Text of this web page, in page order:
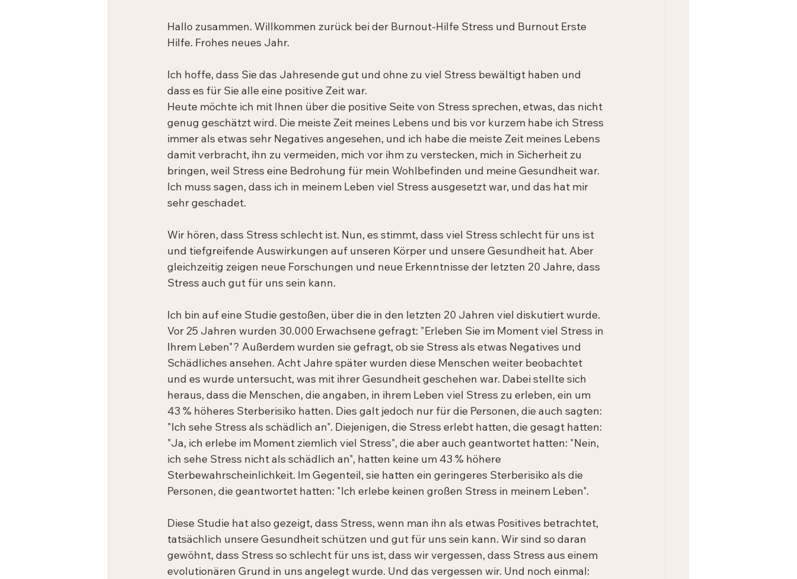
Hallo zusammen. Willkommen zurück bei der Burnout-Hilfe Stress und Burnout Erste
Hilfe. Frohes neues Jahr.
Ich hoffe, dass Sie das Jahresende gut und ohne zu viel Stress bewältigt haben und
dass es für Sie alle eine positive Zeit war.
Heute möchte ich mit Ihnen über die positive Seite von Stress sprechen, etwas, das nicht
genug geschätzt wird. Die meiste Zeit meines Lebens und bis vor kurzem habe ich Stress
immer als etwas sehr Negatives angesehen, und ich habe die meiste Zeit meines Lebens
damit verbracht, ihn zu vermeiden, mich vor ihm zu verstecken, mich in Sicherheit zu
bringen, weil Stress eine Bedrohung für mein Wohlbefinden und meine Gesundheit war.
Ich muss sagen, dass ich in meinem Leben viel Stress ausgesetzt war, und das hat mir
sehr geschadet.
Wir hören, dass Stress schlecht ist. Nun, es stimmt, dass viel Stress schlecht für uns ist
und tiefgreifende Auswirkungen auf unseren Körper und unsere Gesundheit hat. Aber
gleichzeitig zeigen neue Forschungen und neue Erkenntnisse der letzten 20 Jahre, dass
Stress auch gut für uns sein kann.
Ich bin auf eine Studie gestoßen, über die in den letzten 20 Jahren viel diskutiert wurde.
Vor 25 Jahren wurden 30.000 Erwachsene gefragt: "Erleben Sie im Moment viel Stress in
Ihrem Leben"? Außerdem wurden sie gefragt, ob sie Stress als etwas Negatives und
Schädliches ansehen. Acht Jahre später wurden diese Menschen weiter beobachtet
und es wurde untersucht, was mit ihrer Gesundheit geschehen war. Dabei stellte sich
heraus, dass die Menschen, die angaben, in ihrem Leben viel Stress zu erleben, ein um
43 % höheres Sterberisiko hatten. Dies galt jedoch nur für die Personen, die auch sagten:
"Ich sehe Stress als schädlich an". Diejenigen, die Stress erlebt hatten, die gesagt hatten:
"Ja, ich erlebe im Moment ziemlich viel Stress", die aber auch geantwortet hatten: "Nein,
ich sehe Stress nicht als schädlich an", hatten keine um 43 % höhere
Sterbewahrscheinlichkeit. Im Gegenteil, sie hatten ein geringeres Sterberisiko als die
Personen, die geantwortet hatten: "Ich erlebe keinen großen Stress in meinem Leben".
Diese Studie hat also gezeigt, dass Stress, wenn man ihn als etwas Positives betrachtet,
tatsächlich unsere Gesundheit schützen und gut für uns sein kann. Wir sind so daran
gewöhnt, dass Stress so schlecht für uns ist, dass wir vergessen, dass Stress aus einem
evolutionären Grund in uns angelegt wurde. Und das vergessen wir. Und noch einmal: